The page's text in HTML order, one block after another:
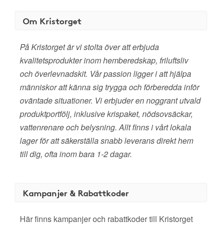
Om Kristorget
På Kristorget är vi stolta över att erbjuda
kvalitetsprodukter inom hemberedskap, friluftsliv
och överlevnadskit. Vår passion ligger i att hjälpa
människor att känna sig trygga och förberedda inför
oväntade situationer. Vi erbjuder en noggrant utvald
produktportfölj, inklusive krispaket, nödsovsäckar,
vattenrenare och belysning. Allt finns i vårt lokala
lager för att säkerställa snabb leverans direkt hem
till dig, ofta inom bara 1-2 dagar.
Kampanjer & Rabattkoder
Här finns kampanjer och rabattkoder till Kristorget